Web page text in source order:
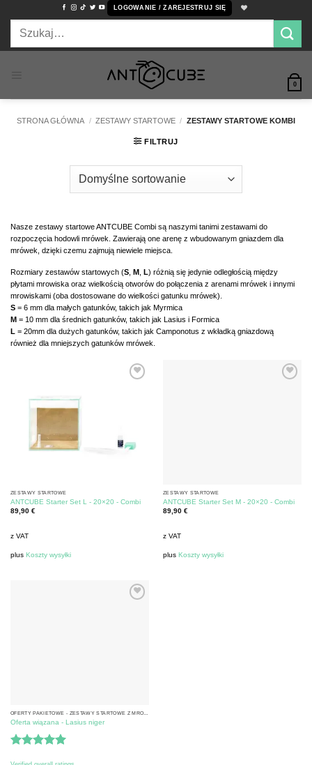
zawartości
LOGOWANIE / ZAREJESTRUJ SIĘ
Szukaj:
0
STRONA GŁÓWNA / ZESTAWY STARTOWE / ZESTAWY STARTOWE KOMBI
FILTRUJ
Nasze zestawy startowe ANTCUBE Combi są naszymi tanimi zestawami do
rozpoczęcia hodowli mrówek. Zawierają one arenę z wbudowanym gniazdem dla
mrówek, dzięki czemu zajmują niewiele miejsca.
Rozmiary zestawów startowych (S M L) różnią się jedynie odległością między
płytami mrowiska oraz wielkością otworów do połączenia z arenami mrówek i innymi
mrowiskami (oba dostosowane do wielkości gatunku mrówek).
S = 6 mm dla małych gatunków, takich jak Myrmica
M = 10 mm dla średnich gatunków, takich jak Lasius i Formica
L = 20mm dla dużych gatunków, takich jak Camponotus z wkładką gniazdową
również dla mniejszych gatunków mrówek.
ZESTAWY STARTOWE
ANTCUBE Starter Set L - 20×20 - Combi
89,90 €
z VAT
plus Koszty wysyłki
ZESTAWY STARTOWE
ANTCUBE Starter Set M - 20×20 - Combi
89,90 €
z VAT
plus Koszty wysyłki
OFERTY PAKIETOWE - ZESTAWY STARTOWE Z MRÓWKAMI
Oferta wiązana - Lasius niger